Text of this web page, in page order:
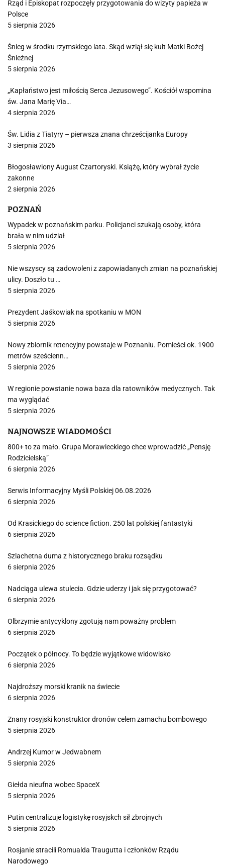
Rząd i Episkopat rozpoczęły przygotowania do wizyty papieża w
Polsce
5 sierpnia 2026
Śnieg w środku rzymskiego lata. Skąd wziął się kult Matki Bożej
Śnieżnej
5 sierpnia 2026
„Kapłaństwo jest miłością Serca Jezusowego”. Kościół wspomina
św. Jana Marię Via…
4 sierpnia 2026
Św. Lidia z Tiatyry – pierwsza znana chrześcijanka Europy
3 sierpnia 2026
Błogosławiony August Czartoryski. Książę, który wybrał życie
zakonne
2 sierpnia 2026
POZNAŃ
Wypadek w poznańskim parku. Policjanci szukają osoby, która
brała w nim udział
5 sierpnia 2026
Nie wszyscy są zadowoleni z zapowiadanych zmian na poznańskiej
ulicy. Doszło tu …
5 sierpnia 2026
Prezydent Jaśkowiak na spotkaniu w MON
5 sierpnia 2026
Nowy zbiornik retencyjny powstaje w Poznaniu. Pomieści ok. 1900
metrów sześcienn…
5 sierpnia 2026
W regionie powstanie nowa baza dla ratowników medycznych. Tak
ma wyglądać
5 sierpnia 2026
NAJNOWSZE WIADOMOŚCI
800+ to za mało. Grupa Morawieckiego chce wprowadzić „Pensję
Rodzicielską”
6 sierpnia 2026
Serwis Informacyjny Myśli Polskiej 06.08.2026
6 sierpnia 2026
Od Krasickiego do science fiction. 250 lat polskiej fantastyki
6 sierpnia 2026
Szlachetna duma z historycznego braku rozsądku
6 sierpnia 2026
Nadciąga ulewa stulecia. Gdzie uderzy i jak się przygotować?
6 sierpnia 2026
Olbrzymie antycyklony zgotują nam poważny problem
6 sierpnia 2026
Początek o północy. To będzie wyjątkowe widowisko
6 sierpnia 2026
Najdroższy morski kranik na świecie
6 sierpnia 2026
Znany rosyjski konstruktor dronów celem zamachu bombowego
5 sierpnia 2026
Andrzej Kumor w Jedwabnem
5 sierpnia 2026
Giełda nieufna wobec SpaceX
5 sierpnia 2026
Putin centralizuje logistykę rosyjskch sił zbrojnych
5 sierpnia 2026
Rosjanie stracili Romualda Traugutta i członków Rządu
Narodowego